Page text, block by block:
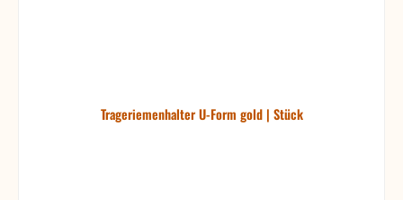
Trageriemenhalter U-Form gold | Stück